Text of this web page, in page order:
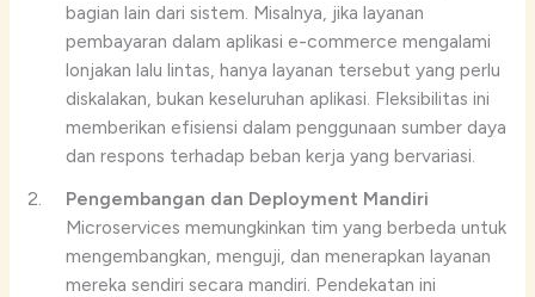
bagian lain dari sistem. Misalnya, jika layanan
pembayaran dalam aplikasi e-commerce mengalami
lonjakan lalu lintas, hanya layanan tersebut yang perlu
diskalakan, bukan keseluruhan aplikasi. Fleksibilitas ini
memberikan efisiensi dalam penggunaan sumber daya
dan respons terhadap beban kerja yang bervariasi.
Pengembangan dan Deployment Mandiri
Microservices memungkinkan tim yang berbeda untuk
mengembangkan, menguji, dan menerapkan layanan
mereka sendiri secara mandiri. Pendekatan ini